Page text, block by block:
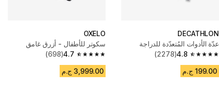
DECATHLON
عدّة الأدوات المُتعدّدة للدراجة
4.8
4.8 out of 5 stars from 2278 reviews
(2278)
199.00 ج.م
OXELO
سكوتر للأطفال - أزرق غامق
4.7
4.7 out of 5 stars from 698 reviews
(698)
3,999.00 ج.م